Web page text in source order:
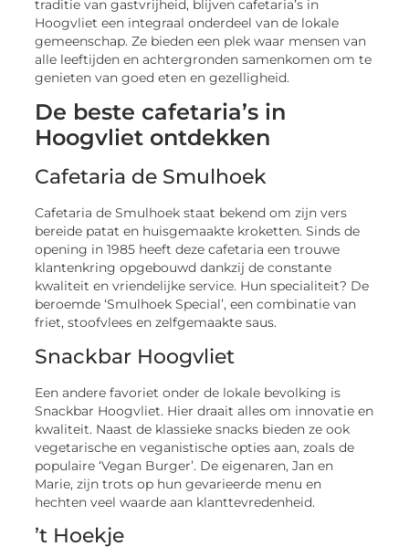
traditie van gastvrijheid, blijven cafetaria’s in
Hoogvliet een integraal onderdeel van de lokale
gemeenschap. Ze bieden een plek waar mensen van
alle leeftijden en achtergronden samenkomen om te
genieten van goed eten en gezelligheid.
De beste cafetaria’s in
Hoogvliet ontdekken
Cafetaria de Smulhoek
Cafetaria de Smulhoek staat bekend om zijn vers
bereide patat en huisgemaakte kroketten. Sinds de
opening in 1985 heeft deze cafetaria een trouwe
klantenkring opgebouwd dankzij de constante
kwaliteit en vriendelijke service. Hun specialiteit? De
beroemde ‘Smulhoek Special’, een combinatie van
friet, stoofvlees en zelfgemaakte saus.
Snackbar Hoogvliet
Een andere favoriet onder de lokale bevolking is
Snackbar Hoogvliet. Hier draait alles om innovatie en
kwaliteit. Naast de klassieke snacks bieden ze ook
vegetarische en veganistische opties aan, zoals de
populaire ‘Vegan Burger’. De eigenaren, Jan en
Marie, zijn trots op hun gevarieerde menu en
hechten veel waarde aan klanttevredenheid.
’t Hoekje